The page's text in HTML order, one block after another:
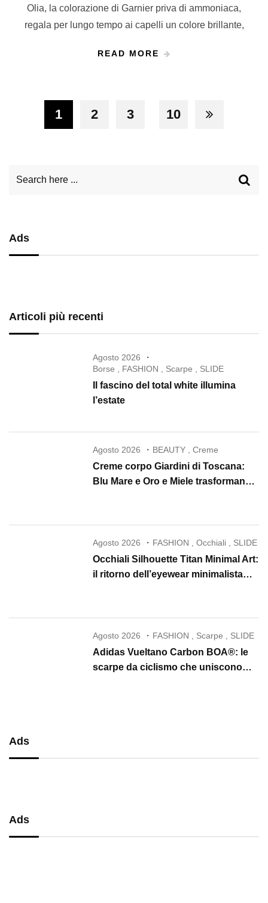
Olia, la colorazione di Garnier priva di ammoniaca,
regala per lungo tempo ai capelli un colore brillante,
READ MORE
1 2 3 10
Ads
Articoli più recenti
Agosto 2026
Borse
FASHION Scarpe SLIDE
Il fascino del total white illumina
l’estate
Agosto 2026 BEAUTY ,Creme
Creme corpo Giardini di Toscana:
Blu Mare e Oro e Miele trasformano
Agosto 2026 FASHION ,Occhiali SLIDE
Occhiali Silhouette Titan Minimal Art:
il ritorno dell’eyewear minimalista
Agosto 2026 FASHION Scarpe SLIDE
Adidas Vueltano Carbon BOA®: le
scarpe da ciclismo che uniscono
Ads
Ads